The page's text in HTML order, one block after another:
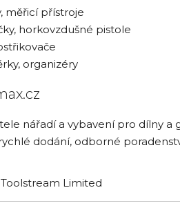
měřicí přístroje
horkovzdušné pistole
organizéry
nářadí a vybavení pro dílny a
dodání, odborné
Toolstream Limited